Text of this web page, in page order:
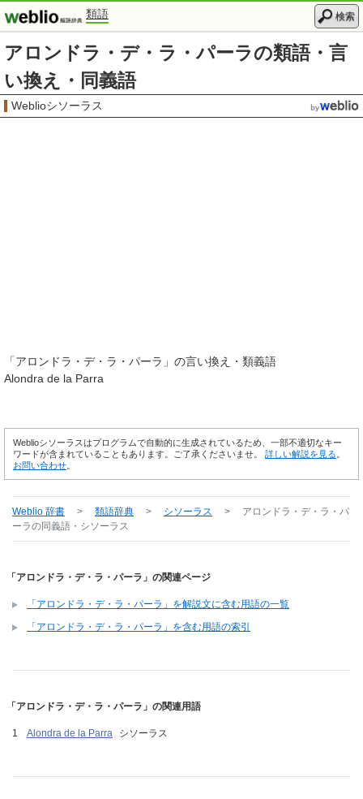
類語 検索
アロンドラ・デ・ラ・パーラの類語・言
い換え・同義語
Weblioシソーラス
「アロンドラ・デ・ラ・パーラ 」の言い換え・類義語
Alondra de la Parra
Weblioシソーラスはプログラムで自動的に生成されているため、一部不適切なキー
ワードが含まれていることもあります。ご了承くださいませ。 詳しい解説を見る
お問い合わせ
Weblio 辞書 > 類語辞典 > シソーラス >
アロンドラ・デ・ラ・パ
ーラの同義語・シソーラス
「アロンドラ・デ・ラ・パーラ」の関連ページ
「アロンドラ・デ・ラ・パーラ」を解説文に含む用語の一覧
「アロンドラ・デ・ラ・パーラ」を含む用語の索引
「アロンドラ・デ・ラ・パーラ」の関連用語
Alondra de la Parra シソーラス